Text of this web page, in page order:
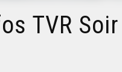
TVR